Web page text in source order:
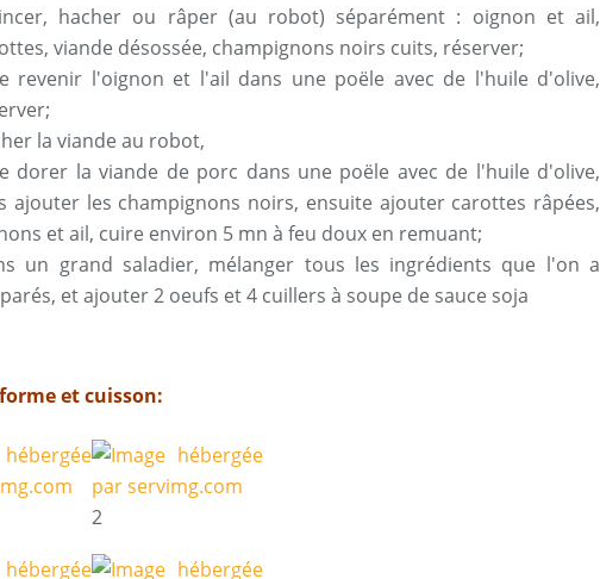
hacher ou râper (au robot) séparément : oignon et ail,
viande désossée, champignons noirs cuits, réserver;
revenir l'oignon et l'ail dans une poële avec de l'huile d'olive,
la viande au robot,
dorer la viande de porc dans une poële avec de l'huile d'olive,
ajouter les champignons noirs, ensuite ajouter carottes râpées,
et ail, cuire environ 5 mn à feu doux en remuant;
un grand saladier, mélanger tous les ingrédients que l'on a
et ajouter 2 oeufs et 4 cuillers à soupe de sauce soja
et cuisson:
2